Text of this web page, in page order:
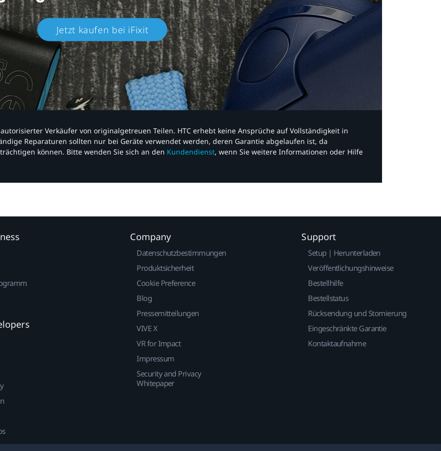
Jetzt kaufen bei iFixit​
Verkäufer von originalgetreuen Teilen. HTC erhebt keine Ansprüche auf Vollständigkeit in
Reparaturen sollten nur bei Geräte verwendet werden, deren Garantie abgelaufen ist, da
können. Bitte wenden Sie sich an den Kundendienst, wenn Sie weitere Informationen oder Hilfe
Company
Datenschutzbestimmungen
Produktsicherheit
Cookie Preference
Blog
Pressemitteilungen
VIVE X
VR for Impact
Impressum
Security and Privacy
Whitepaper
Support
Setup | Herunterladen
Veröffentlichungshinweise
Bestellhilfe
Bestellstatus
Rücksendung und Stornierung
Eingeschränkte Garantie
Kontaktaufnahme